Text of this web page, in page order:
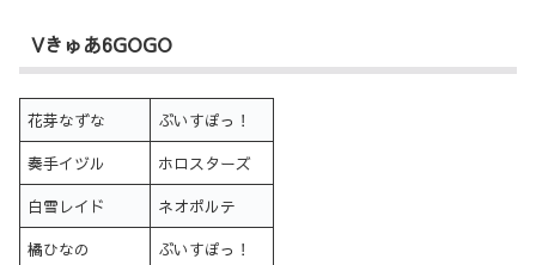
Vきゅあ6GOGO
花芽なずな ぶいすぽっ！
奏手イヅル ホロスターズ
白雪レイド ネオポルテ
橘ひなの ぶいすぽっ！